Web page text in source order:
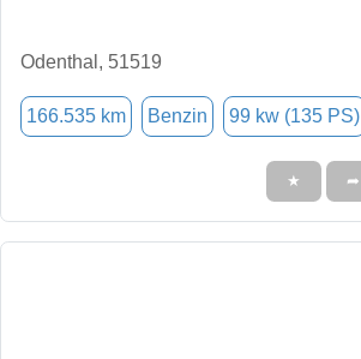
Odenthal, 51519
166.535 km Benzin 99 kw (135 PS)
★ ➦